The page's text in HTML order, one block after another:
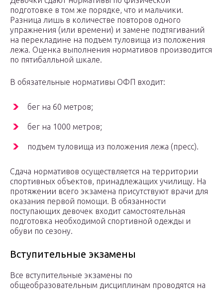
подготовке в том же порядке, что и мальчики.
Разница лишь в количестве повторов одного
упражнения (или времени) и замене подтягиваний
на перекладине на подъем туловища из положения
лежа. Оценка выполнения нормативов производится
по пятибалльной шкале.
В обязательные нормативы ОФП входит:
бег на 60 метров;
бег на 1000 метров;
подъем туловища из положения лежа (пресс).
Сдача нормативов осуществляется на территории
спортивных объектов, принадлежащих училищу. На
протяжении всего экзамена присутствуют врачи для
оказания первой помощи. В обязанности
поступающих девочек входит самостоятельная
подготовка необходимой спортивной одежды и
обуви по сезону.
Вступительные экзамены
Все вступительные экзамены по
общеобразовательным дисциплинам проводятся на